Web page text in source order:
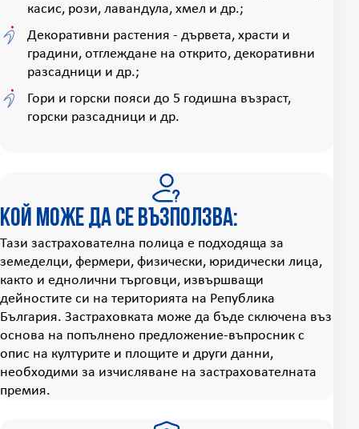
касис, рози, лавандула, хмел и др.;
Декоративни растения - дървета, храсти и
градини, отглеждане на открито, декоративни
разсадници и др.;
Гори и горски пояси до 5 годишна възраст,
горски разсадници и др.
Кой може да се възползва:
Тази застрахователна полица е подходяща за
земеделци, фермери, физически, юридически лица,
както и еднолични търговци, извършващи
дейностите си на територията на Република
България. Застраховката може да бъде сключена въз
основа на попълнено предложение-въпросник с
опис на културите и площите и други данни,
необходими за изчисляване на застрахователната
премия.